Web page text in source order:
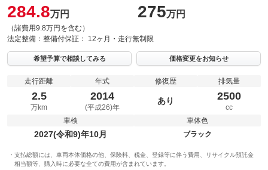
284.8万円
（諸費用9.8万円を含む）
275万円
法定整備： 整備付保証： 12ヶ月・走行無制限
希望予算で相談してみる 価格変更をお知らせ
走行距離
2.5
万km
年式
2014
(平成26)年
修復歴
あり
排気量
2500
cc
車検
2027(令和9)年10月
車体色
ブラック
支払総額には、車両本体価格の他、保険料、税金、登録等に伴う費用、リサイクル預託金
相当額等、購入時に必要な全ての費用が含まれています。